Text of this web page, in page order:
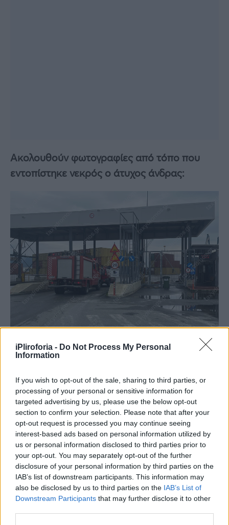
iPliroforia - Do Not Process My Personal
Information
If you wish to opt-out of the sale, sharing to third parties, or
processing of your personal or sensitive information for
targeted advertising by us, please use the below opt-out
section to confirm your selection. Please note that after your
opt-out request is processed you may continue seeing
interest-based ads based on personal information utilized by
us or personal information disclosed to third parties prior to
your opt-out. You may separately opt-out of the further
disclosure of your personal information by third parties on the
IAB’s list of downstream participants. This information may
also be disclosed by us to third parties on the IAB’s List of
Downstream Participants that may further disclose it to other
Ακολουθούν φωτογραφίες από τόπο που
εντοπίστηκε νεκρός ο άτυχος άνδρας:
Συνεντεύξεις 18/11/2025
Δήμητρα Δερζέκου: «Λέω τη δική μου
αλήθεια»
Συνεντεύξεις 18/11/2025
Τζεφ Μοντάνα: «Κανένας δεν μπορεί
να σου πει ποιος είσαι»